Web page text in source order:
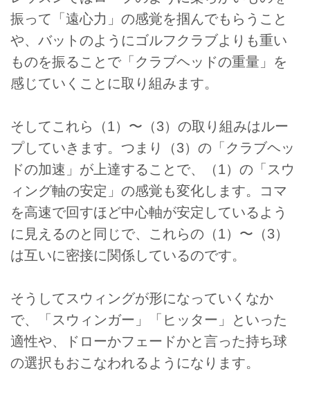
振って「遠心力」の感覚を掴んでもらうこと
や、バットのようにゴルフクラブよりも重い
ものを振ることで「クラブヘッドの重量」を
感じていくことに取り組みます。
そしてこれら（1）〜（3）の取り組みはルー
プしていきます。つまり（3）の「クラブヘッ
ドの加速」が上達することで、（1）の「スウ
ィング軸の安定」の感覚も変化します。コマ
を高速で回すほど中心軸が安定しているよう
に見えるのと同じで、これらの（1）〜（3）
は互いに密接に関係しているのです。
そうしてスウィングが形になっていくなか
で、「スウィンガー」「ヒッター」といった
適性や、ドローかフェードかと言った持ち球
の選択もおこなわれるようになります。